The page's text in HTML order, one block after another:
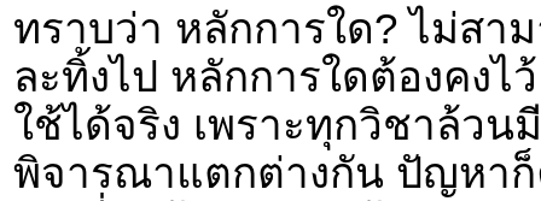
ทราบว่า หลักการใด? ไม่สา
ละทิ้งไป หลักการใดต้องคง
ใช้ได้จริง เพราะทุกวิชาล้ว
พิจารณาแตกต่างกัน ปัญหาก็